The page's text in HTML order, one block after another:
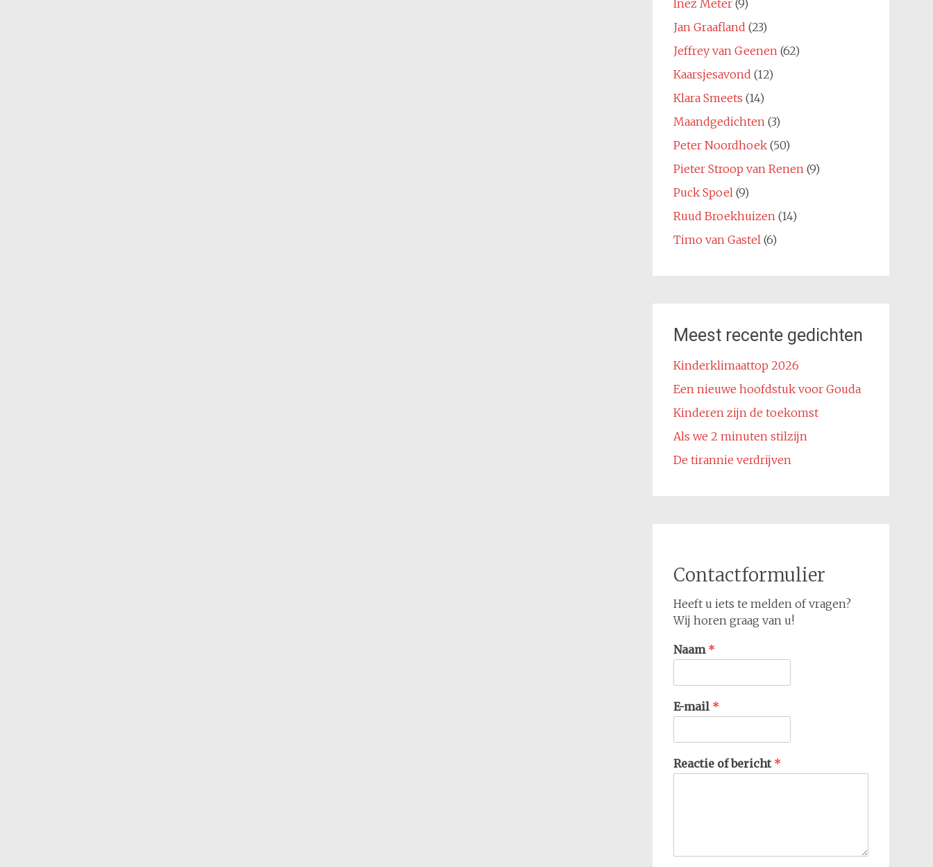
Inez Meter(9)
Jan Graafland (23)
Jeffrey van Geenen(62)
Kaarsjesavond (12)
Klara Smeets (14)
Maandgedichten(3)
Peter Noordhoek(50)
Pieter Stroop van Renen(9)
Puck Spoel(9)
Ruud Broekhuizen(14)
Timo van Gastel(6)
Meest recente gedichten
Kinderklimaattop 2026
Een nieuwe hoofdstuk voor Gouda
Kinderen zijn de toekomst
Als we 2 minuten stilzijn
De tirannie verdrijven
Contactformulier
Heeft u iets te melden of vragen?
Wij horen graag van u!
Naam *
E-mail *
Reactie of bericht *